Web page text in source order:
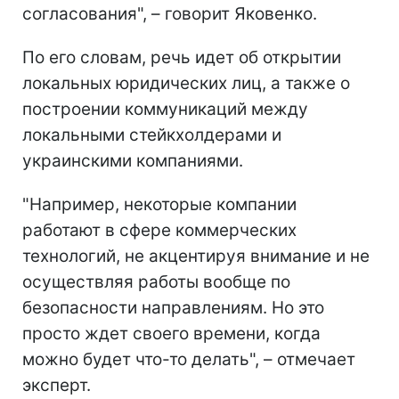
согласования", – говорит Яковенко.
По его словам, речь идет об открытии
локальных юридических лиц, а также о
построении коммуникаций между
локальными стейкхолдерами и
украинскими компаниями.
"Например, некоторые компании
работают в сфере коммерческих
технологий, не акцентируя внимание и не
осуществляя работы вообще по
безопасности направлениям. Но это
просто ждет своего времени, когда
можно будет что-то делать", – отмечает
эксперт.